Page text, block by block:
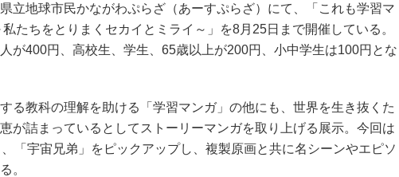
立地球市民かながわぷらざ（あーすぷらざ）にて、「これも学習マ
たちをとりまくセカイとミライ～」を8月25日まで開催している。
が400円、高校生、学生、65歳以上が200円、小中学生は100円とな
る教科の理解を助ける「学習マンガ」の他にも、世界を生き抜くた
が詰まっているとしてストーリーマンガを取り上げる展示。今回は
、「宇宙兄弟」をピックアップし、複製原画と共に名シーンやエピソ
。